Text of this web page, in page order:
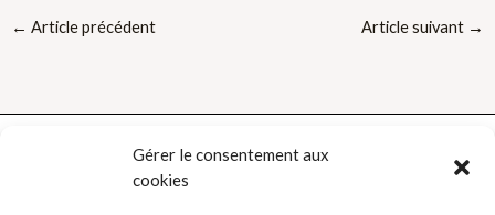
Gérer le consentement aux
cookies
← Article précédent Article suivant →